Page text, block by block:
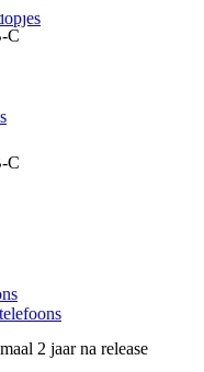
C
C
2 jaar na release